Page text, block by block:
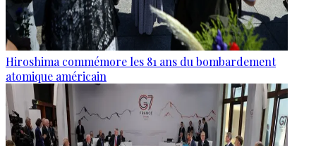
Hiroshima commémore les 81 ans du bombardement
atomique américain